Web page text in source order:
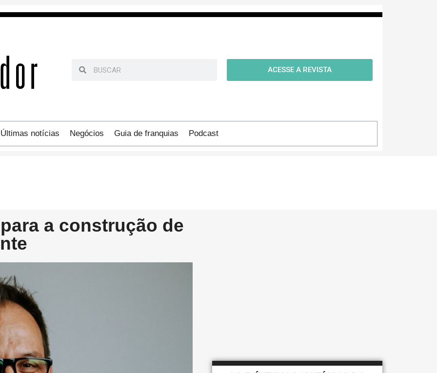
ACESSE A REVISTA
Últimas notícias Negócios Guia de franquias Podcast
a construção de